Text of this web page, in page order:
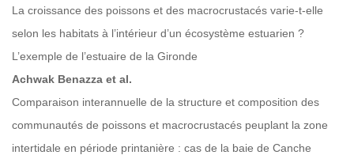
La croissance des poissons et des macrocrustacés varie-t-elle
selon les habitats à l’intérieur d’un écosystème estuarien ?
L’exemple de l’estuaire de la Gironde
Achwak Benazza et al.
Comparaison interannuelle de la structure et composition des
communautés de poissons et macrocrustacés peuplant la zone
intertidale en période printanière : cas de la baie de Canche